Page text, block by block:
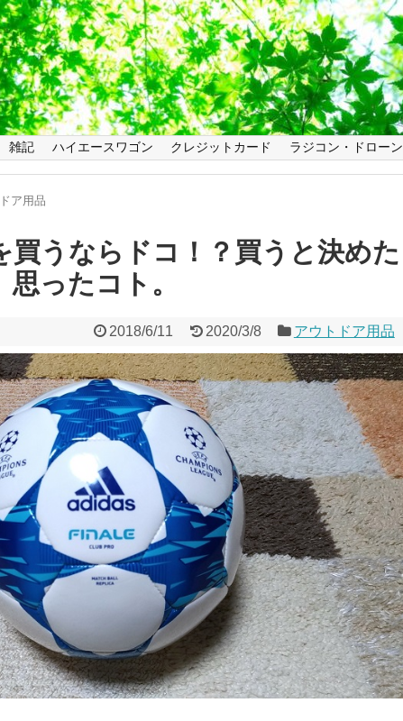
雑記 ハイエースワゴン クレジットカード ラジコン・ドローン
ア用品
買うならドコ！？買うと決めた
ったコト。
2018/6/11 2020/3/8 アウトドア用品